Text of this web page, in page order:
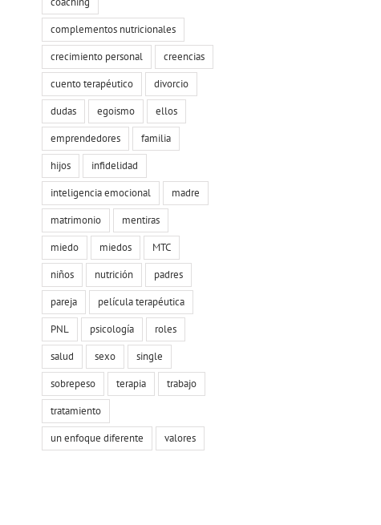
complementos nutricionales
crecimiento personal
creencias
cuento terapéutico
divorcio
dudas
egoismo
ellos
emprendedores
familia
hijos
infidelidad
inteligencia emocional
madre
matrimonio
mentiras
miedo
miedos
MTC
niños
nutrición
padres
pareja
película terapéutica
PNL
psicología
roles
salud
sexo
single
sobrepeso
terapia
trabajo
tratamiento
un enfoque diferente
valores